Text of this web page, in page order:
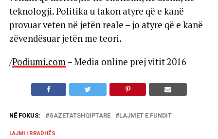
teknologji. Politika u takon atyre që e kanë
provuar veten në jetën reale – jo atyre që e kanë
zëvendësuar jetën me teori.
/Podiumi.com– Media online prej vitit 2016
NË FOKUS: GAZETATSHQIPTARE LAJMET E FUNDIT
LAJMI I RRADHËS